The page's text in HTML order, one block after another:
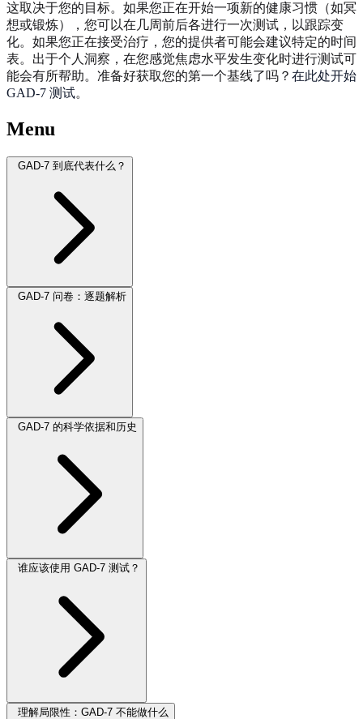
这取决于您的目标。如果您正在开始一项新的健康习惯（如冥
想或锻炼），您可以在几周前后各进行一次测试，以跟踪变
化。如果您正在接受治疗，您的提供者可能会建议特定的时间
表。出于个人洞察，在您感觉焦虑水平发生变化时进行测试可
能会有所帮助。准备好获取您的第一个基线了吗？ 在此处开始
GAD-7 测试。
Menu
GAD-7 到底代表什么？
GAD-7 问卷：逐题解析
GAD-7 的科学依据和历史
谁应该使用 GAD-7 测试？
理解局限性：GAD-7 不能做什么